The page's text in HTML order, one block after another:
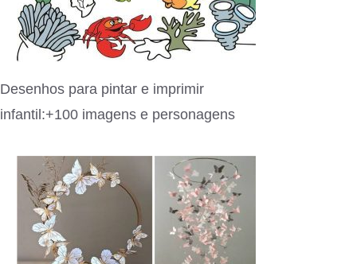
Desenhos para pintar e imprimir
infantil:+100 imagens e personagens